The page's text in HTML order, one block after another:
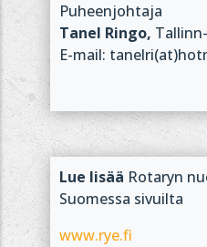
Puheenjohtaja
Tanel Ringo,
E-mail:
Lue lisää Rotaryn
Suomessa sivuilta
www.rye.fi